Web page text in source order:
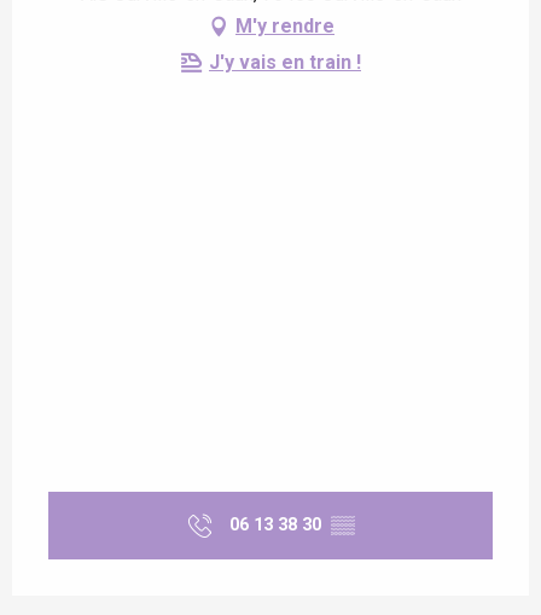
M'y rendre
J'y vais en train !
06 13 38 30 ▒▒